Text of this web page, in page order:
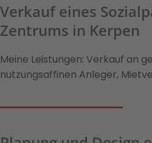
Verkauf eines
Zentrums in Kerpen
Meine Leistungen: Verkauf an
nutzungsaffinen Anleger,